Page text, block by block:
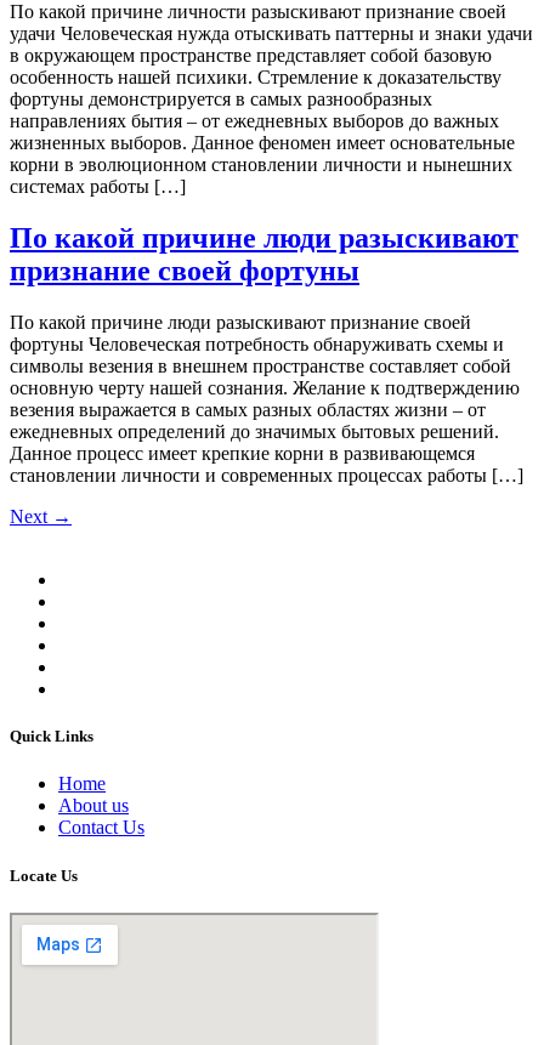
По какой причине личности разыскивают признание своей
удачи Человеческая нужда отыскивать паттерны и знаки удачи
в окружающем пространстве представляет собой базовую
особенность нашей психики. Стремление к доказательству
фортуны демонстрируется в самых разнообразных
направлениях бытия – от ежедневных выборов до важных
жизненных выборов. Данное феномен имеет основательные
корни в эволюционном становлении личности и нынешних
системах работы […]
По какой причине люди разыскивают
признание своей фортуны
По какой причине люди разыскивают признание своей
фортуны Человеческая потребность обнаруживать схемы и
символы везения в внешнем пространстве составляет собой
основную черту нашей сознания. Желание к подтверждению
везения выражается в самых разных областях жизни – от
ежедневных определений до значимых бытовых решений.
Данное процесс имеет крепкие корни в развивающемся
становлении личности и современных процессах работы […]
Next →
Quick Links
Home
About us
Contact Us
Locate Us